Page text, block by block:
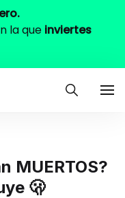
la que inviertes
MUERTOS?
🫢